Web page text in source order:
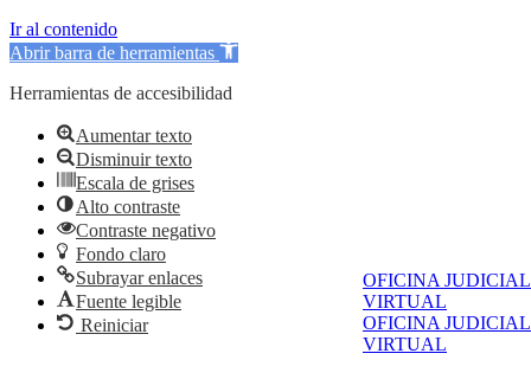
OFICINA JUDICIAL
VIRTUAL
OFICINA JUDICIAL
VIRTUAL
Ir al contenido
Abrir barra de herramientas
Herramientas de accesibilidad
Aumentar texto
Disminuir texto
Escala de grises
Alto contraste
Contraste negativo
Fondo claro
Subrayar enlaces
Fuente legible
Reiniciar